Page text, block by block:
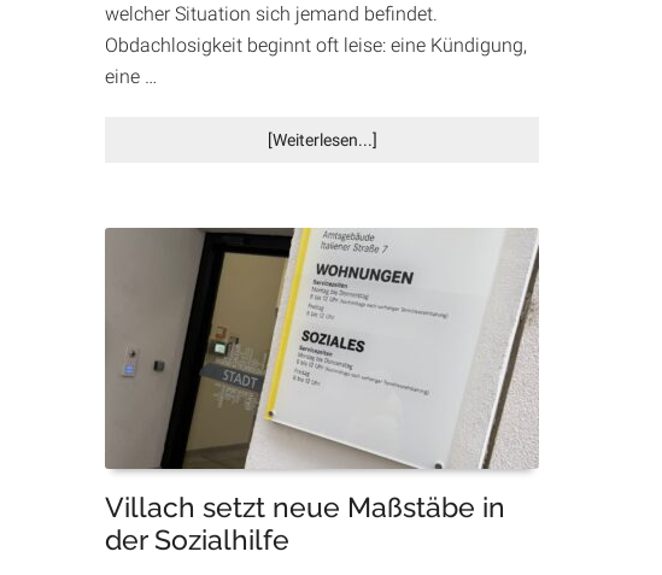
welcher Situation sich jemand befindet.
Obdachlosigkeit beginnt oft leise: eine Kündigung,
eine …
[Weiterlesen...]Infos
ein
Zuhause
jedes
First
Villach setzt neue Maßstäbe in
der Sozialhilfe